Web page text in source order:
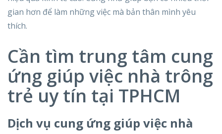
gian hơn để làm những việc mà bản thân mình yêu
thích.
Cần tìm trung tâm cung
ứng giúp việc nhà trông
trẻ uy tín tại TPHCM
Dịch vụ cung ứng giúp việc nhà